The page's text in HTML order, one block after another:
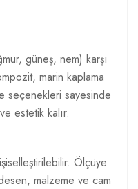
güneş, nem) karşı
marin kaplama
seçenekleri sayesinde
estetik kalır.
Ölçüye
malzeme ve cam